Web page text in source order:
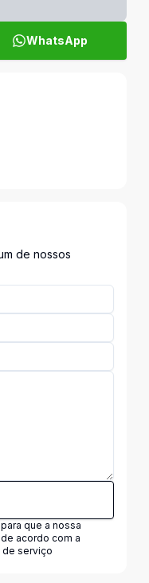
WhatsApp
de nossos
que a nossa
acordo com a
serviço